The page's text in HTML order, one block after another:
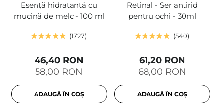
Esență hidratantă cu
mucină de melc - 100 ml
1727
58,00 RON
46,40 RON
ADAUGĂ ÎN COȘ
Retinal - Ser antirid
pentru ochi - 30ml
540
68,00 RON
61,20 RON
ADAUGĂ ÎN COȘ